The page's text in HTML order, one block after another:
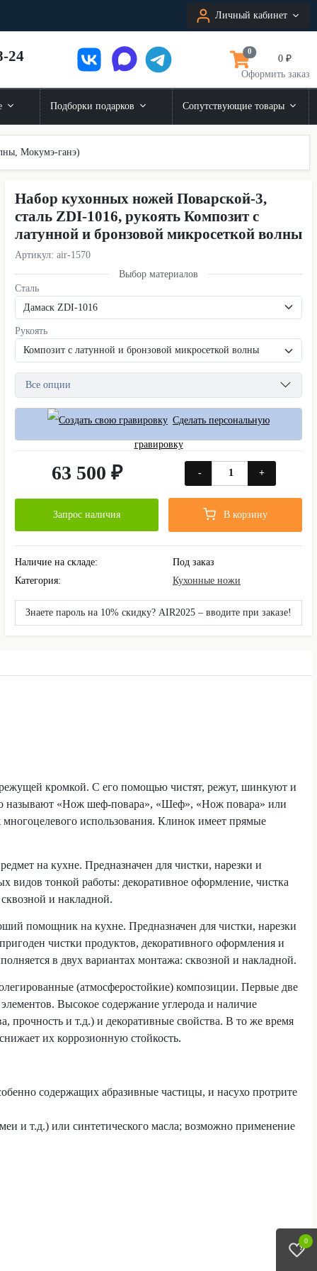
Личный кабинет
24 0
0 ₽
Оформить заказ
Подборки подарков Сопутствующие товары
0
Мокумэ-ганэ)
Набор кухонных ножей Поварской-3,
сталь ZDI-1016, рукоять Композит с
латунной и бронзовой микросеткой волны
Артикул: air-1570
Выбор материалов
Сталь
Рукоять
Все опции
Сделать персональную
гравировку
63 500 ₽ - +
Запрос наличия В корзину
Наличие на складе:
Под заказ
Категория:
Кухонные ножи
Знаете пароль на 10% скидку? AIR2025 – вводите при заказе!
кромкой. С его помощью чистят, режут, шинкуют и
называют «Нож шеф-повара», «Шеф», «Нож повара» или
использования. Клинок имеет прямые
на кухне. Предназначен для чистки, нарезки и
видов тонкой работы: декоративное оформление, чистка
и накладной.
помощник на кухне. Предназначен для чистки, нарезки
чистки продуктов, декоративного оформления и
в двух вариантах монтажа: сквозной и накладной.
(атмосферостойкие) композиции. Первые две
Высокое содержание углерода и наличие
прочность и т.д.) и декоративные свойства. В то же время
их коррозионную стойкость.
содержащих абразивные частицы, и насухо протрите
и т.д.) или синтетического масла; возможно применение